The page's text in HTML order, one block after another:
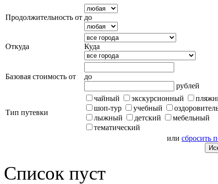
Продолжительность от до
Откуда Куда
Базовая стоимость от
до
рублей
Тип путевки
чайный экскурсионный
шоп-тур
учебный
лыжный
детский
мебельный
тематический
или сбросить
Список пуст